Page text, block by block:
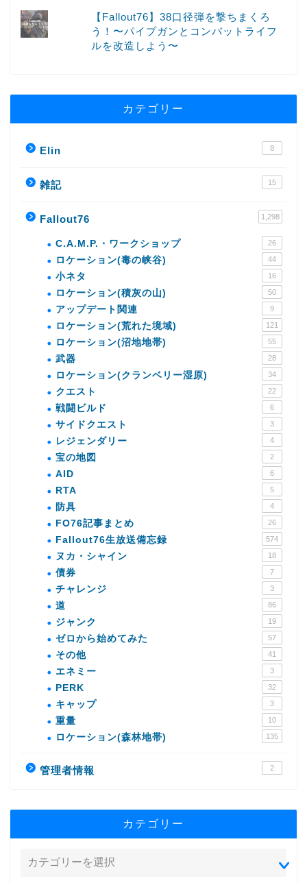
【Fallout76】38口径弾を撃ちまくろ
う！〜パイプガンとコンバットライフ
ルを改造しよう〜
カテゴリー
Elin 8
雑記 15
Fallout76 1,298
C.A.M.P.・ワークショップ 26
ロケーション(毒の峡谷) 44
小ネタ 16
ロケーション(積灰の山) 50
アップデート関連 9
ロケーション(荒れた境域) 121
ロケーション(沼地地帯) 55
武器 28
ロケーション(クランベリー湿原) 34
クエスト 22
戦闘ビルド 6
サイドクエスト 3
レジェンダリー 4
宝の地図 2
AID 6
RTA 5
防具 4
FO76記事まとめ 26
Fallout76生放送備忘録 574
ヌカ・シャイン 18
債券 7
チャレンジ 3
道 86
ジャンク 19
ゼロから始めてみた 57
その他 41
エネミー 3
PERK 32
キャップ 3
重量 10
ロケーション(森林地帯) 135
管理者情報 2
カテゴリー